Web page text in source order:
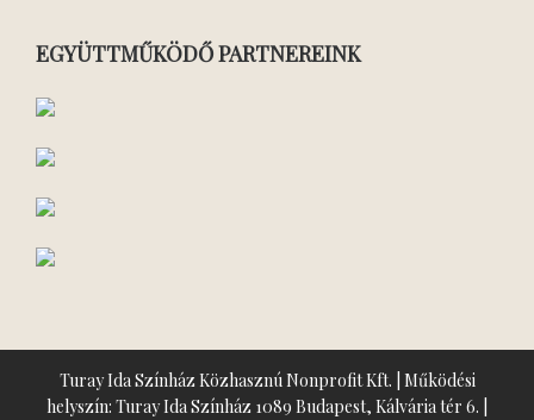
EGYÜTTMŰKÖDŐ PARTNEREINK
Turay Ida Színház Közhasznú Nonprofit Kft. | Működési
helyszín: Turay Ida Színház 1089 Budapest, Kálvária tér 6. |